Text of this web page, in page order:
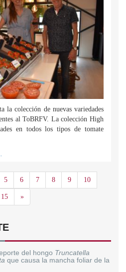
la colección de nuevas variedades
al ToBRFV. La colección High
en todos los tipos de tomate
5 6 7 8 9 10
15 »Siguiente
del hongo Truncatella
que causa la mancha foliar de la